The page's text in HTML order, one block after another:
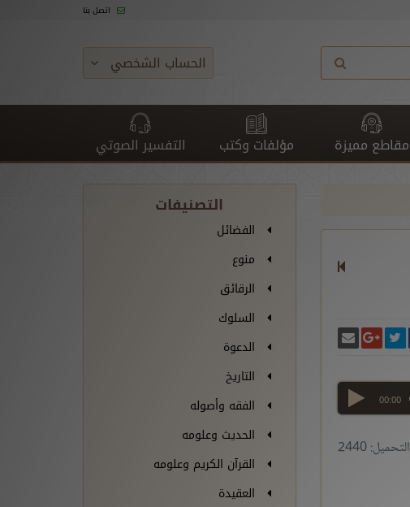
اتصل بنا
الحساب الشخصي
مقاطع مميزة مؤلفات وكتب التفسير الصوتي
شارك على فيسبوك
انشر تغريدة
شارك على غوغل بلس
00:00
التحميل: 2440
التصنيفات
الفضائل
منوع
الرقائق
السلوك
الدعوة
التاريخ
الفقه وأصوله
الحديث وعلومه
القرآن الكريم وعلومه
العقيدة